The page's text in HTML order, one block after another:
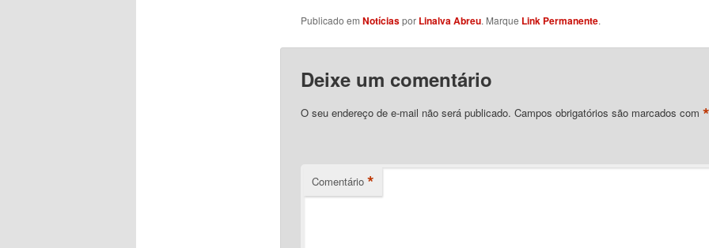
Publicado em Notíciaspor Linalva Abreu. Marque Link Permanente.
Deixe um comentário
O seu endereço de e-mail não será publicado. Campos obrigatórios são marcados com *
Comentário *